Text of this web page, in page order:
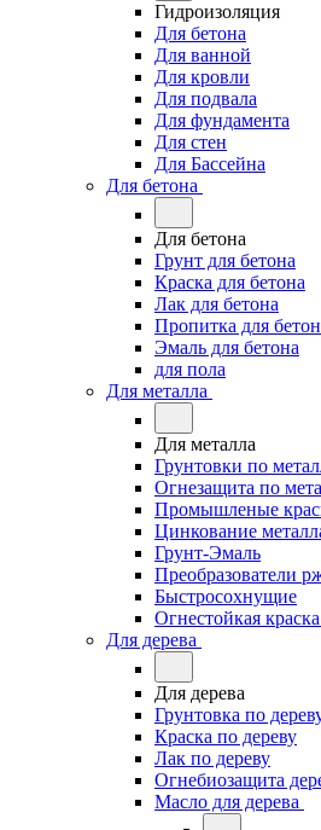
Гидроизоляция
Для бетона
Для ванной
Для кровли
Для подвала
Для фундамента
Для стен
Для Бассейна
Для бетона
Для бетона
Грунт для бетона
Краска для бетона
Лак для бетона
Пропитка для
Эмаль для бетона
для пола
Для металла
Для металла
Грунтовки по
Огнезащита по
Промышленые
Цинкование
Грунт-Эмаль
Преобразователи
Быстросохнущие
Огнестойкая
Для дерева
Для дерева
Грунтовка по
Краска по дереву
Лак по дереву
Огнебиозащита
Масло для дерева